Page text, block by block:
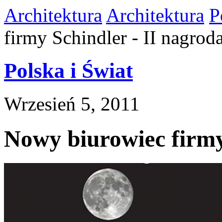
Architektura Architektura
firmy Schindler - II
Polska i Świat
Wrzesień 5, 2011
Nowy biurowiec